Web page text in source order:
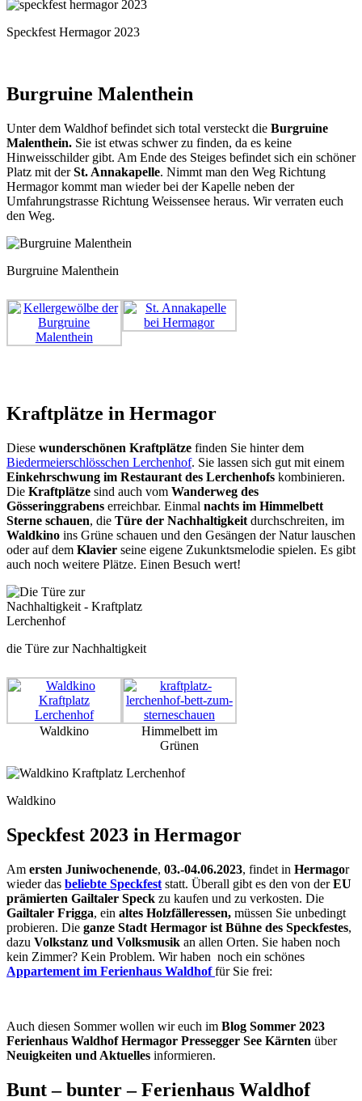
Speckfest Hermagor 2023
Burgruine Malenthein
Unter dem Waldhof befindet sich total versteckt die Burgruine
Malenthein. Sie ist etwas schwer zu finden, da es keine
Hinweisschilder gibt. Am Ende des Steiges befindet sich ein schöner
Platz mit derSt. Annakapelle. Nimmt man den Weg Richtung
Hermagor kommt man wieder bei der Kapelle neben der
Umfahrungstrasse Richtung Weissensee heraus. Wir verraten euch
den Weg.
Burgruine Malenthein
Kraftplätze in Hermagor
Diese wunderschönen Kraftplätze finden Sie hinter dem
Biedermeierschlösschen Lerchenhof. Sie lassen sich gut mit einem
Einkehrschwung im Restaurant des Lerchenhofs kombinieren.
Die Kraftplätze sind auch vom Wanderweg des
Gösseringgrabens erreichbar. Einmal nachts im Himmelbett
Sterne schauen, die Türe der Nachhaltigkeit durchschreiten, im
Waldkino ins Grüne schauen und den Gesängen der Natur lauschen
oder auf dem Klavier seine eigene Zukunktsmelodie spielen. Es gibt
auch noch weitere Plätze. Einen Besuch wert!
die Türe zur Nachhaltigkeit
Waldkino
Himmelbett im
Grünen
Waldkino
Speckfest 2023 in Hermagor
Am ersten Juniwochenende, 03.-04.06.2023, findet in Hermagor
wieder das beliebte Speckfest statt. Überall gibt es den von derEU
prämierten Gailtaler Speck zu kaufen und zu verkosten. Die
Gailtaler Frigga, ein altes Holzfälleressen, müssen Sie unbedingt
probieren. Die ganze Stadt Hermagor ist Bühne des Speckfestes,
dazu Volkstanz und Volksmusik an allen Orten. Sie haben noch
kein Zimmer? Kein Problem. Wir haben noch ein schönes
Appartement im Ferienhaus Waldhof für Sie frei:
Auch diesen Sommer wollen wir euch im Blog Sommer 2023
Ferienhaus Waldhof Hermagor Pressegger See Kärnten über
Neuigkeiten und Aktuelles informieren.
Bunt – bunter – Ferienhaus Waldhof